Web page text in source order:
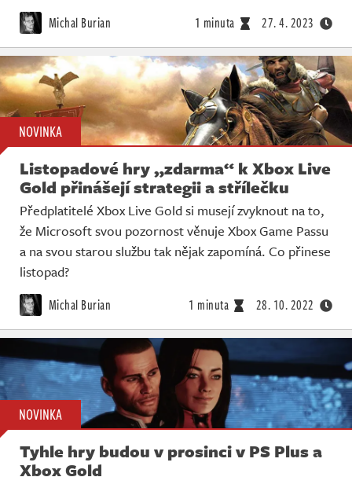
Michal Burian 1 minuta 27. 4. 2023
NOVINKA
Listopadové hry „zdarma“ k Xbox Live
Gold přinášejí strategii a střílečku
Předplatitelé Xbox Live Gold si musejí zvyknout na to,
že Microsoft svou pozornost věnuje Xbox Game Passu
a na svou starou službu tak nějak zapomíná. Co přinese
listopad?
Michal Burian 1 minuta 28. 10. 2022
NOVINKA
Tyhle hry budou v prosinci v PS Plus a
Xbox Gold